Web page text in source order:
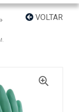
VOLTAR